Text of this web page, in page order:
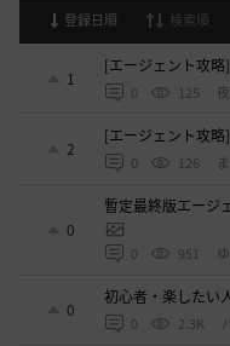
登録日順 検索順
1
[エージェント攻
0 125
2
[エージェント攻略]
0 126
0
暫定最終版エージ
0 951
0
初心者・楽したい
0 2.3K